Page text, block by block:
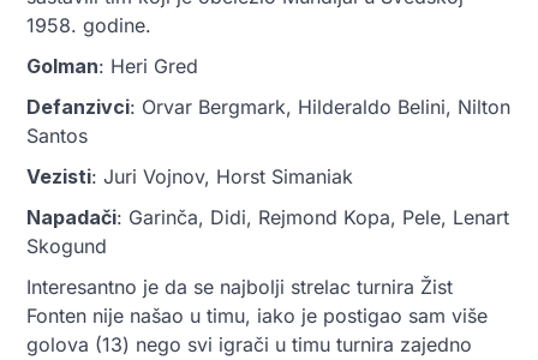
1958. godine.
Golman: Heri Gred
Defanzivci: Orvar Bergmark, Hilderaldo Belini, Nilton
Santos
Vezisti: Juri Vojnov, Horst Simaniak
Napadači: Garinča, Didi, Rejmond Kopa, Pele, Lenart
Skogund
Interesantno je da se najbolji strelac turnira Žist
Fonten nije našao u timu, iako je postigao sam više
golova (13) nego svi igrači u timu turnira zajedno